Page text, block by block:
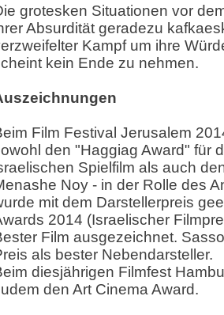
grotesken Situationen vor
Absurdität geradezu
Kampf um ihre
kein Ende zu nehmen.
Film Festival Jerusalem
den "Haggiag Award" für
Spielfilm als auch
Noy - in der Rolle des
mit dem Darstellerpreis
2014 (Israelischer
Film ausgezeichnet.
als bester Nebendarsteller.
diesjährigen Filmfest
den Art Cinema Award.